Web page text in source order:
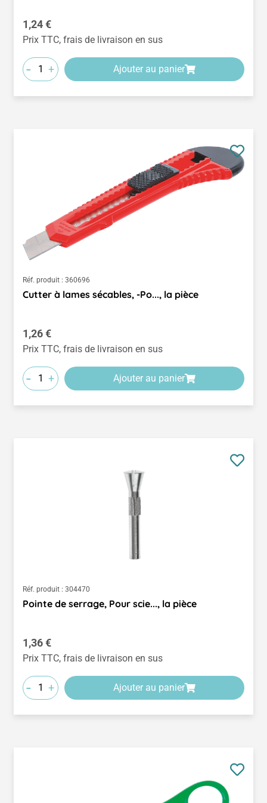
Prix régulier :
1,24 €
Prix TTC, frais de livraison en sus
- + Ajouter au panier
Réf. produit : 360696
Cutter à lames sécables, -Po..., la pièce
Prix régulier :
1,26 €
Prix TTC, frais de livraison en sus
- + Ajouter au panier
Réf. produit : 304470
Pointe de serrage, Pour scie..., la pièce
Prix régulier :
1,36 €
Prix TTC, frais de livraison en sus
- + Ajouter au panier